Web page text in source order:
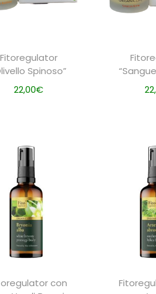
Fitoregulator
Spinoso”
22,00€
con